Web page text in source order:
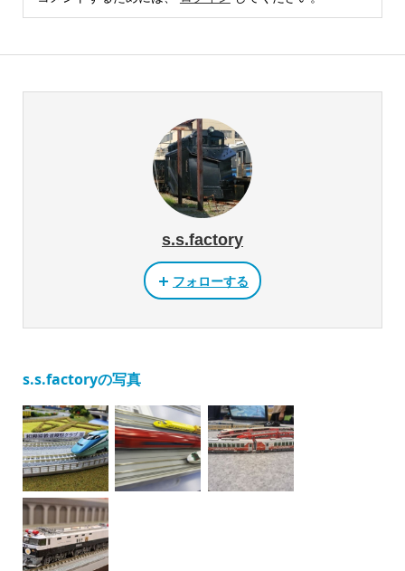
s.s.factory
フォローする
s.s.factoryの写真